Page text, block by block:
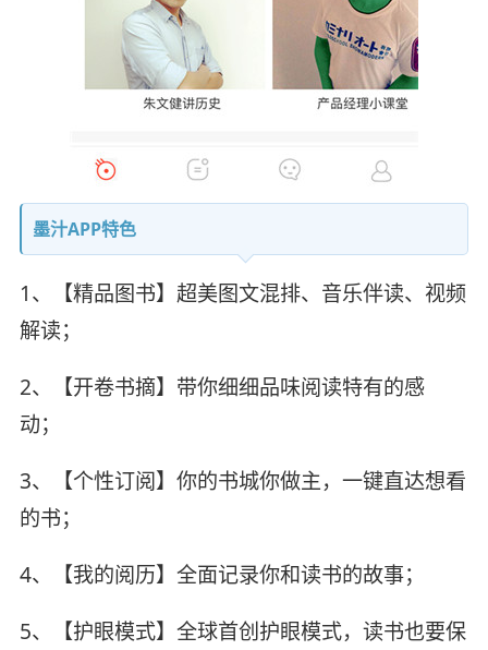
墨汁APP特色
1、【精品图书】超美图文混排、音乐伴读、视频
解读；
2、【开卷书摘】带你细细品味阅读特有的感
动；
3、【个性订阅】你的书城你做主，一键直达想看
的书；
4、【我的阅历】全面记录你和读书的故事；
5、【护眼模式】全球首创护眼模式，读书也要保